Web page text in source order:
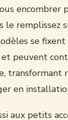
encombrer
le remplissez
se
peuvent
transformant
en
aux petits